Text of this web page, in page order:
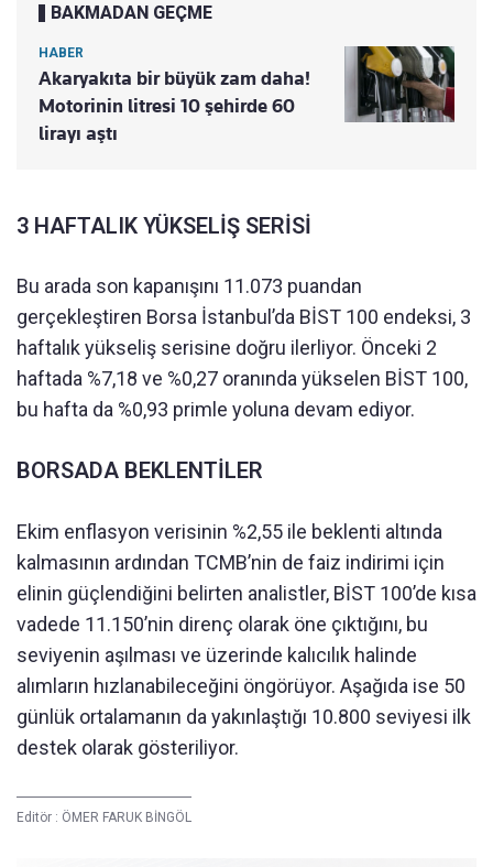
BAKMADAN GEÇME
HABER
Akaryakıta bir büyük zam daha!
Motorinin litresi 10 şehirde 60
lirayı aştı
3 HAFTALIK YÜKSELİŞ SERİSİ
Bu arada son kapanışını 11.073 puandan
gerçekleştiren Borsa İstanbul’da BİST 100 endeksi, 3
haftalık yükseliş serisine doğru ilerliyor. Önceki 2
haftada %7,18 ve %0,27 oranında yükselen BİST 100,
bu hafta da %0,93 primle yoluna devam ediyor.
BORSADA BEKLENTİLER
Ekim enflasyon verisinin %2,55 ile beklenti altında
kalmasının ardından TCMB’nin de faiz indirimi için
elinin güçlendiğini belirten analistler, BİST 100’de kısa
vadede 11.150’nin direnç olarak öne çıktığını, bu
seviyenin aşılması ve üzerinde kalıcılık halinde
alımların hızlanabileceğini öngörüyor. Aşağıda ise 50
günlük ortalamanın da yakınlaştığı 10.800 seviyesi ilk
destek olarak gösteriliyor.
Editör : ÖMER FARUK BİNGÖL